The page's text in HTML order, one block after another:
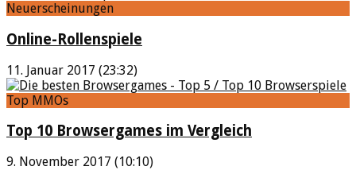
Neuerscheinungen
Online-Rollenspiele
11. Januar 2017 (23:32)
Top MMOs
Top 10 Browsergames im Vergleich
9. November 2017 (10:10)